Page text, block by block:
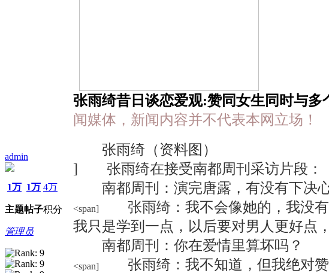
admin
1万
主题
1万
帖子
4万
积分
管理员
张雨绮昔日谈恋爱观:赞同女生同时与多
闻媒体，新闻内容并不代表本网立场！
张雨绮（资料图）
] 张雨绮在接受南都周刊采访片段：
南都周刊：演完唐露，有没有下决心
<span]
张雨绮：我不会像她的，我没有
我只是学到一点，以后要对男人更好点
南都周刊：你在爱情里算坏吗？
<span]
张雨绮：我不知道，但我绝对赞